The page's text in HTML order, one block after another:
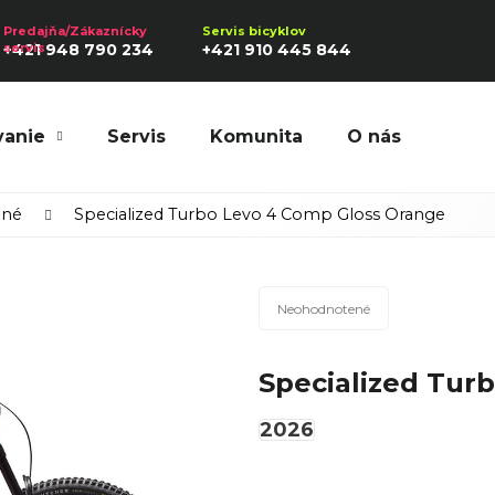
+421 948 790 234 +421 910 445 844
Servis Komunita O nás
Specialized Turbo Levo 4 Comp Gloss Orange
Priemerné
je
0,0
z
Neohodnotené
Specialized
2026